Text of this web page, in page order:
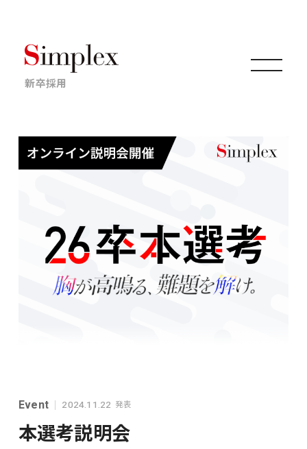
仕事について
採用情報
新卒採用
Event 2024.11.22 発表
本選考説明会